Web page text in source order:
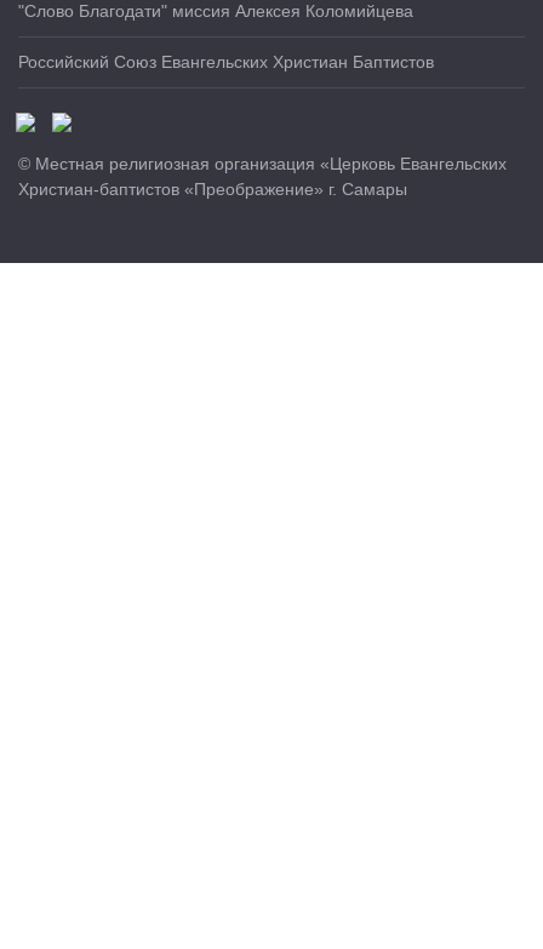
"Слово Благодати" миссия Алексея Коломийцева
Российский Союз Евангельских Христиан Баптистов
© Местная религиозная организация «Церковь Евангельских
Христиан-баптистов «Преображение» г. Самары